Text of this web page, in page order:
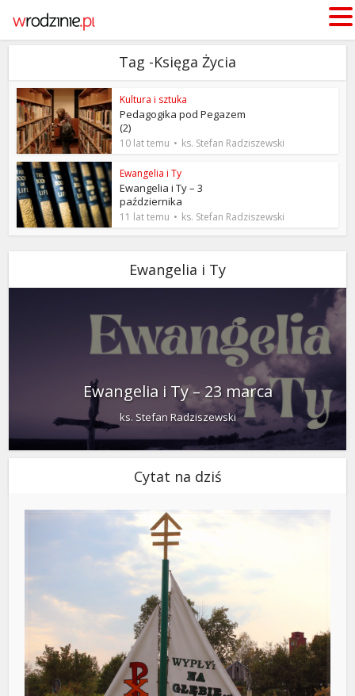
Tag -Księga Życia
Kultura i sztuka
Pedagogika pod Pegazem
(2)
10 lat temu ks. Stefan Radziszewski
Ewangelia i Ty
Ewangelia i Ty – 3
października
11 lat temu ks. Stefan Radziszewski
Ewangelia i Ty
Ewangelia i Ty – 23 marca
ks. Stefan Radziszewski
Cytat na dziś